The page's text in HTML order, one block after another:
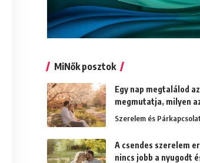
MiNők posztok
Egy nap megtalálod
megmutatja, milyen
Szerelem és Párkapcsolat
A csendes szerelem
nincs jobb a nyugodt